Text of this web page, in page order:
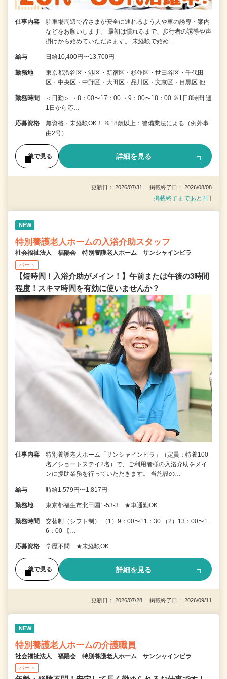
仕事内容
駐車場周辺で皆さまが安全に通れるよう人や車の誘導・案内
などをお願いします。 最初は慣れるまで、歩行者の誘導や声
掛けから始めていただきます。 未経験で始め…
給与 日給10,400円〜13,700円
勤務地
東京都渋谷区・港区・新宿区・杉並区・世田谷区・千代田
区・中央区・中野区・大田区・品川区・文京区・目黒区 他
勤務時間
＜日勤＞ ・8：00〜17：00 ・9：00〜18：00 ※1日8時間 週
1日から応…
応募資格
無資格・未経験OK！ ※18歳以上：警備業法による（例外事
由2号）
後で見る 詳細を見る
更新日： 2026/07/31 掲載終了日： 2026/08/08
掲載終了まであと2日
NEW
特別養護老人ホームの入浴介助スタッフ
社会福祉法人 福陽会 特別養護老人ホーム サンシャインビラ
パート
【短時間！入浴介助がメイン！】午前または午後の3時間
程度！スキマ時間を有効に使いませんか？
仕事内容
特別養護老人ホーム「サンシャインビラ」（定員：特養100
名／ショートステイ2名）で、ご利用者様の入浴介助をメイ
ンに援助業務を行っていただきます。 当施設の…
給与 時給1,579円〜1,817円
勤務地 東京都福生市北田園1-53-3 ★車通勤OK
勤務時間
交替制（シフト制） （1）9：00〜11：30 （2）13：00〜1
6：00 【…
応募資格 学歴不問 ★未経験OK
後で見る 詳細を見る
更新日： 2026/07/28 掲載終了日： 2026/09/11
NEW
特別養護老人ホームの介護職員
社会福祉法人 福陽会 特別養護老人ホーム サンシャインビラ
パート